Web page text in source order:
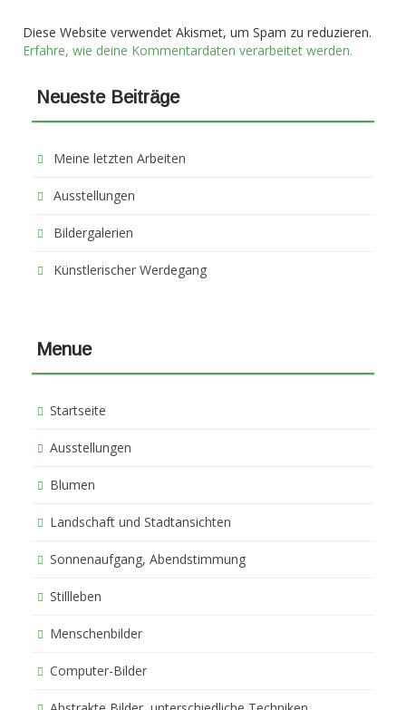
Diese Website verwendet Akismet, um Spam zu reduzieren.
Erfahre, wie deine Kommentardaten verarbeitet werden.
Neueste Beiträge
Meine letzten Arbeiten
Ausstellungen
Bildergalerien
Künstlerischer Werdegang
Menue
Startseite
Ausstellungen
Blumen
Landschaft und Stadtansichten
Sonnenaufgang, Abendstimmung
Stillleben
Menschenbilder
Computer-Bilder